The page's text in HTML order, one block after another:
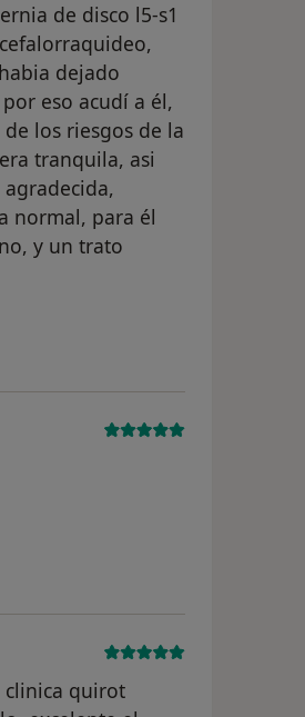
de disco l5-s1
dejado
eso acudí a él,
los riesgos de la
tranquila, asi
normal, para él
y un trato
clinica quirot